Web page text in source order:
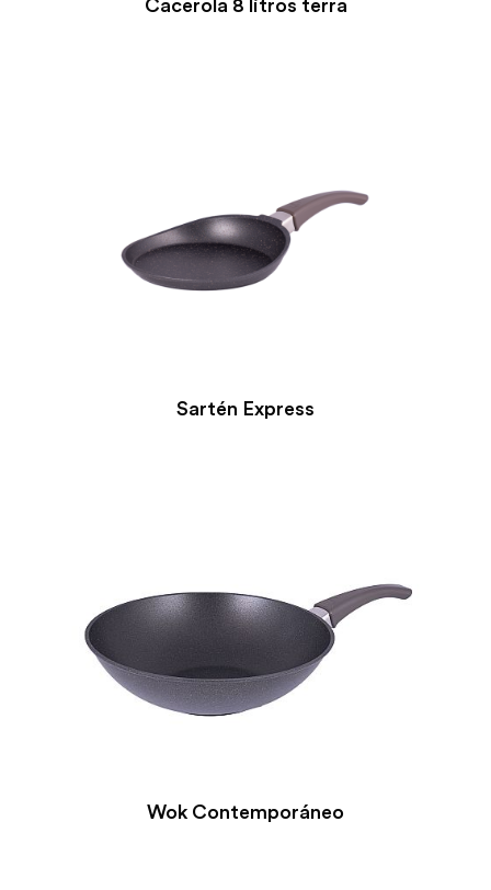
Cacerola 8 litros terra
Sartén Express
Wok Contemporáneo